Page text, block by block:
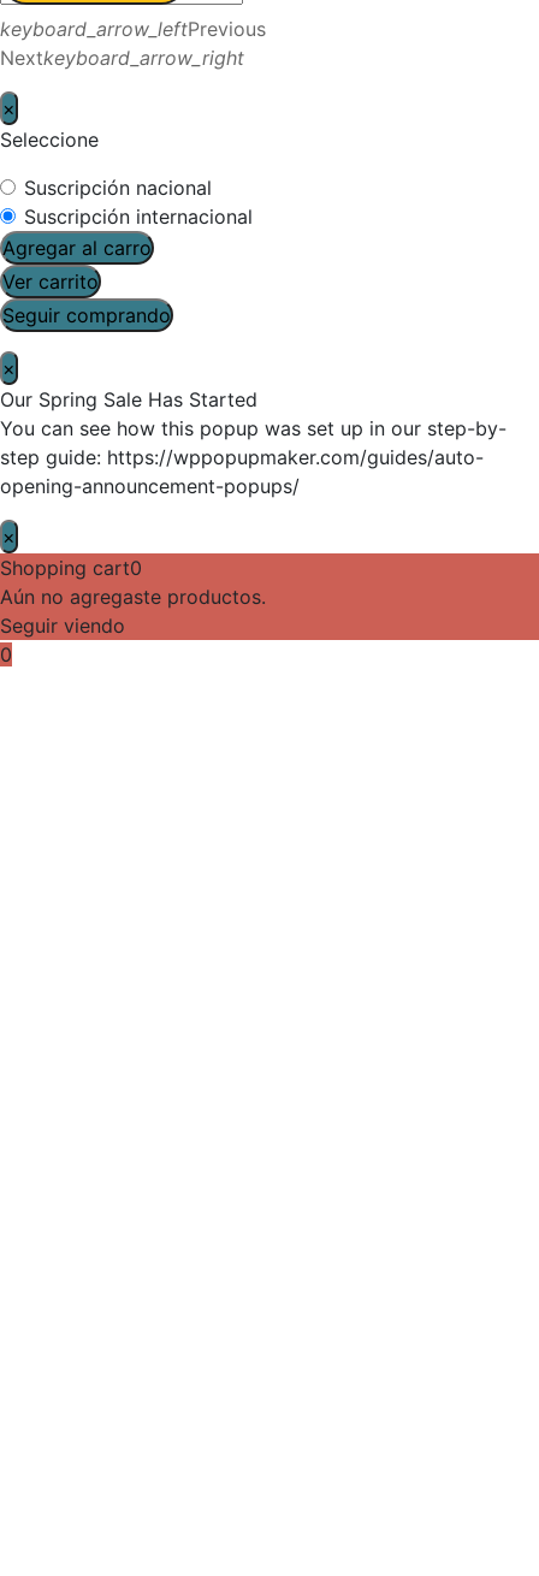
keyboard_arrow_leftPrevious
Nextkeyboard_arrow_right
×
Seleccione
Suscripción nacional
Suscripción internacional
Agregar al carro
Ver carrito
Seguir comprando
×
Our Spring Sale Has Started
You can see how this popup was set up in our step-by-
step guide: https://wppopupmaker.com/guides/auto-
opening-announcement-popups/
×
Shopping cart0
Aún no agregaste productos.
Seguir viendo
0